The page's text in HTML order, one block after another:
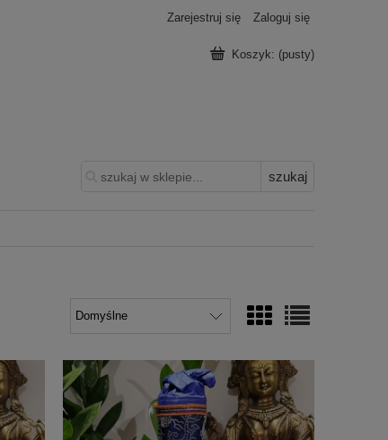
Zarejestruj się Zaloguj się
Koszyk: (pusty)
szukaj